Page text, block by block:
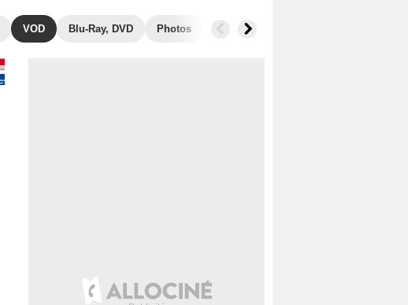
VOD Blu-Ray, DVD Photos Secrets de tournage